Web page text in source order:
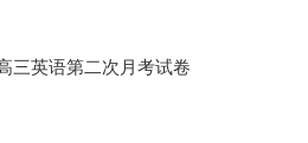
三英语第二次月考试卷